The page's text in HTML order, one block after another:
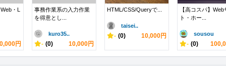
・L
円
事務作業系の入力作業
を得意とし...
kuro35..
- (0) 10,000円
HTML/CSS/Queryで...
taisei..
- (0) 10,000円
【高コスパ】Web
ト・ホー...
sousou
- (0)